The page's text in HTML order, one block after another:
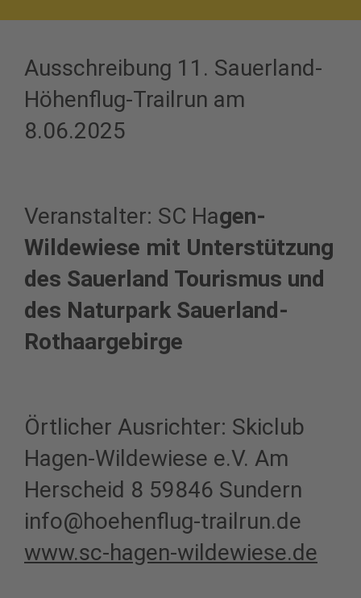
Ausschreibung 11. Sauerland-
Höhenflug-Trailrun am
8.06.2025
Veranstalter: SC Hagen-
Wildewiese mit Unterstützung
des Sauerland Tourismus und
des Naturpark Sauerland-
Rothaargebirge
Örtlicher Ausrichter: Skiclub
Hagen-Wildewiese e.V. Am
Herscheid 8 59846 Sundern
info@hoehenflug-trailrun.de
www.sc-hagen-wildewiese.de